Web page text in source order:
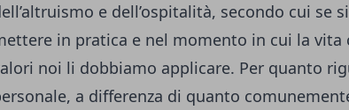
e dell’ospitalità, secondo cui se
in pratica e nel momento in cui la vita
noi li dobbiamo applicare. Per quanto
a differenza di quanto